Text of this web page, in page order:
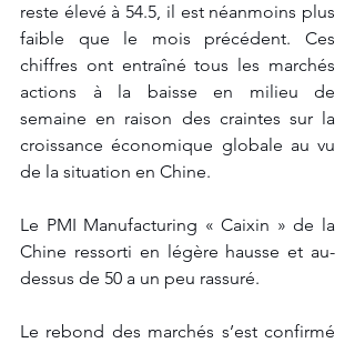
reste élevé à 54.5, il est néanmoins plus
faible que le mois précédent. Ces
chiffres ont entraîné tous les marchés
actions à la baisse en milieu de
semaine en raison des craintes sur la
croissance économique globale au vu
de la situation en Chine.
Le PMI Manufacturing « Caixin » de la
Chine ressorti en légère hausse et au-
dessus de 50 a un peu rassuré.
Le rebond des marchés s’est confirmé